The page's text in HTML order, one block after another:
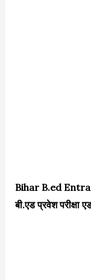
Bihar B.ed
बी.एड प्रवेश परीक्षा